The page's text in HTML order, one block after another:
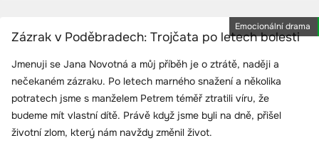
Emocionální drama
Zázrak v Poděbradech: Trojčata po letech bolesti
Jmenuji se Jana Novotná a můj příběh je o ztrátě, naději a
nečekaném zázraku. Po letech marného snažení a několika
potratech jsme s manželem Petrem téměř ztratili víru, že
budeme mít vlastní dítě. Právě když jsme byli na dně, přišel
životní zlom, který nám navždy změnil život.